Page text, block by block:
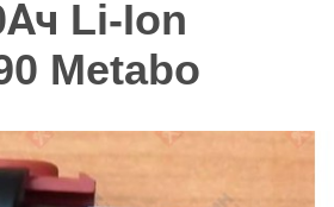
Li-Ion
Metabo